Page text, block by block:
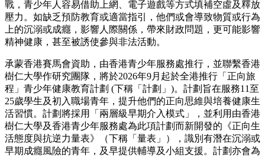
戰，青少年人容易借助上網、電子遊戲等方式填補空虛及釋放
壓力。如缺乏預防教育或適當指引，他們或會導致物質或行為
上的沉溺或成癮，影響人際關係，帶來財政問題，更可能影響
精神健康，甚至被誘使參與非法活動。
承蒙香港賽馬會資助，由香港青少年服務處推行，並聯繫香港
樹仁大學作研究團隊，將於2026年9月起於全港推行「正向旅
程」青少年健康教育計劃 (下稱「計劃」)。計劃旨在服務11至
25歲學生及初入職場青年，提升他們的正向思維與培養健康生
活習慣。計劃將採用「兩層級早期介入模式」，並利用由香港
樹仁大學及香港青少年服務處為此項計劃而新開發的《正向生
活態度與抗逆力量表》（下稱「量表」），識別有潛在沉溺或
早期成癮風險的青年，及早提供輔導及小組支援。計劃亦會為